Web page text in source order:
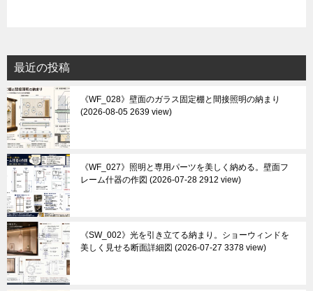
最近の投稿
《WF_028》壁面のガラス固定棚と間接照明の納まり
2026-08-05 2639 view
《WF_027》照明と専用パーツを美しく納める。壁面フ
レーム什器の作図
2026-07-28 2912 view
《SW_002》光を引き立てる納まり。ショーウィンドを
美しく見せる断面詳細図
2026-07-27 3378 view